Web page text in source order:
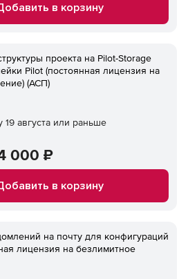
в корзину
проекта на Pilot-Storage
Pilot (постоянная лицензия на
(АСП)
19 августа или раньше
000 ₽
в корзину
на почту для конфигураций
лицензия на безлимитное